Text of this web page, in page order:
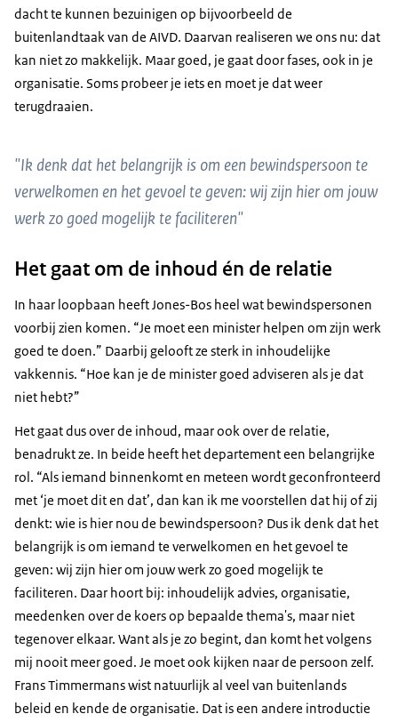
dacht te kunnen bezuinigen op bijvoorbeeld de
buitenlandtaak van de AIVD. Daarvan realiseren we ons nu: dat
kan niet zo makkelijk. Maar goed, je gaat door fases, ook in je
organisatie. Soms probeer je iets en moet je dat weer
terugdraaien.
"Ik denk dat het belangrijk is om een bewindspersoon te
verwelkomen en het gevoel te geven: wij zijn hier om jouw
werk zo goed mogelijk te faciliteren"
Het gaat om de inhoud én de relatie
In haar loopbaan heeft Jones-Bos heel wat bewindspersonen
voorbij zien komen. “Je moet een minister helpen om zijn werk
goed te doen.” Daarbij gelooft ze sterk in inhoudelijke
vakkennis. “Hoe kan je de minister goed adviseren als je dat
niet hebt?”
Het gaat dus over de inhoud, maar ook over de relatie,
benadrukt ze. In beide heeft het departement een belangrijke
rol. “Als iemand binnenkomt en meteen wordt geconfronteerd
met ‘je moet dit en dat’, dan kan ik me voorstellen dat hij of zij
denkt: wie is hier nou de bewindspersoon? Dus ik denk dat het
belangrijk is om iemand te verwelkomen en het gevoel te
geven: wij zijn hier om jouw werk zo goed mogelijk te
faciliteren. Daar hoort bij: inhoudelijk advies, organisatie,
meedenken over de koers op bepaalde thema's, maar niet
tegenover elkaar. Want als je zo begint, dan komt het volgens
mij nooit meer goed. Je moet ook kijken naar de persoon zelf.
Frans Timmermans wist natuurlijk al veel van buitenlands
beleid en kende de organisatie. Dat is een andere introductie